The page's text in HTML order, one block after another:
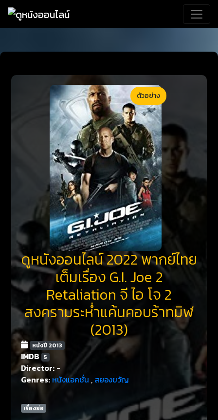
ตัวอย่าง
ดูหนังออนไลน์ 2022 พากย์ไทย
เต็มเรื่อง G.I. Joe 2
Retaliation จี ไอ โจ 2
สงครามระห่ำแค้นคอบร้าทมิฬ
(2013)
หนังปี 2013
IMDB 5
Director: -
Genres: หนังแอคชั่น , สยองขวัญ
เรื่องย่อ